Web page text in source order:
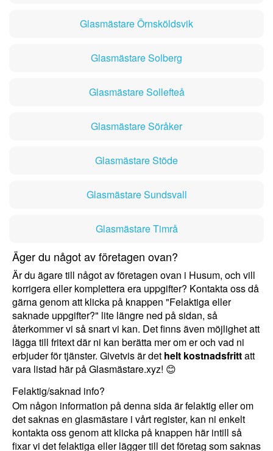
Glasmästare Örnsköldsvik
Glasmästare Solberg
Glasmästare Sollefteå
Glasmästare Söråker
Glasmästare Stöde
Glasmästare Sundsvall
Glasmästare Timrå
Äger du något av företagen ovan?
Är du ägare till något av företagen ovan i Husum, och vill
korrigera eller komplettera era uppgifter? Kontakta oss då
gärna genom att klicka på knappen "Felaktiga eller
saknade uppgifter?" lite längre ned på sidan, så
återkommer vi så snart vi kan. Det finns även möjlighet att
lägga till fritext där ni kan berätta mer om er och vad ni
erbjuder för tjänster. Givetvis är det helt kostnadsfrittatt
vara listad här på Glasmästare.xyz! 😊
Felaktig/saknad info?
Om någon information på denna sida är felaktig eller om
det saknas en glasmästare i vårt register, kan ni enkelt
kontakta oss genom att klicka på knappen här intill så
fixar vi det felaktiga eller lägger till det företag som saknas